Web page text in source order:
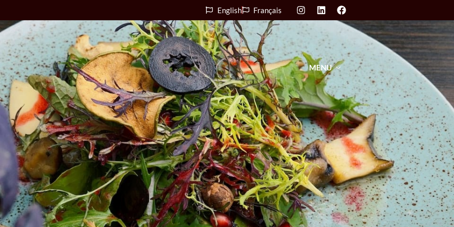
English Français
MENU
ACCUEIL
QUI SOMMES-NOUS
FORMATION
CONSEIL
ŒNOTOURISME &
EXPÉRIENCES
Accueil
Qui Sommes-nous
Formation
Conseil
Œnotourisme &
Expériences
Événements œno-
gastronomiques
Services en ligne
Presse & références
Contact